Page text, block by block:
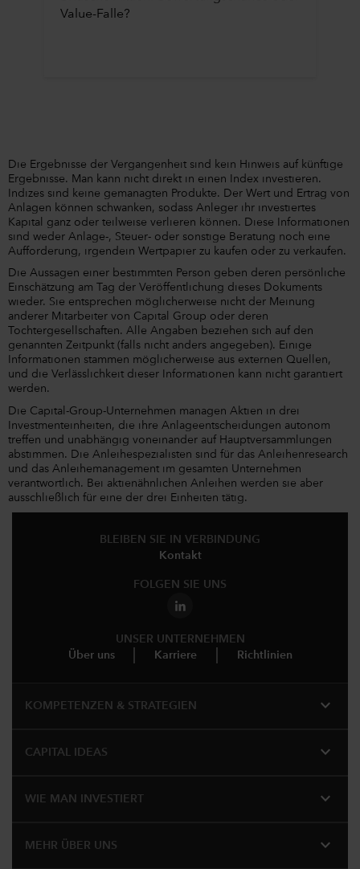
Value-Falle?
Die Ergebnisse der Vergangenheit sind kein Hinweis auf künftige
Ergebnisse. Man kann nicht direkt in einen Index investieren.
Indizes sind keine gemanagten Produkte. Der Wert und Ertrag von
Anlagen können schwanken, sodass Anleger ihr investiertes
Kapital ganz oder teilweise verlieren können. Diese Informationen
sind weder Anlage-, Steuer- oder sonstige Beratung noch eine
Aufforderung, irgendein Wertpapier zu kaufen oder zu verkaufen.
Die Aussagen einer bestimmten Person geben deren persönliche
Einschätzung am Tag der Veröffentlichung dieses Dokuments
wieder. Sie entsprechen möglicherweise nicht der Meinung
anderer Mitarbeiter von Capital Group oder deren
Tochtergesellschaften. Alle Angaben beziehen sich auf den
genannten Zeitpunkt (falls nicht anders angegeben). Einige
Informationen stammen möglicherweise aus externen Quellen,
und die Verlässlichkeit dieser Informationen kann nicht garantiert
werden.
Die Capital-Group-Unternehmen managen Aktien in drei
Investmenteinheiten, die ihre Anlageentscheidungen autonom
treffen und unabhängig voneinander auf Hauptversammlungen
abstimmen. Die Anleihespezialisten sind für das Anleihenresearch
und das Anleihemanagement im gesamten Unternehmen
verantwortlich. Bei aktienähnlichen Anleihen werden sie aber
ausschließlich für eine der drei Einheiten tätig.
BLEIBEN SIE IN VERBINDUNG
Kontakt
FOLGEN SIE UNS
UNSER UNTERNEHMEN
Über uns
Karriere Richtlinien
KOMPETENZEN & STRATEGIEN expand_more
CAPITAL IDEAS expand_more
WIE MAN INVESTIERT expand_more
MEHR ÜBER UNS expand_more